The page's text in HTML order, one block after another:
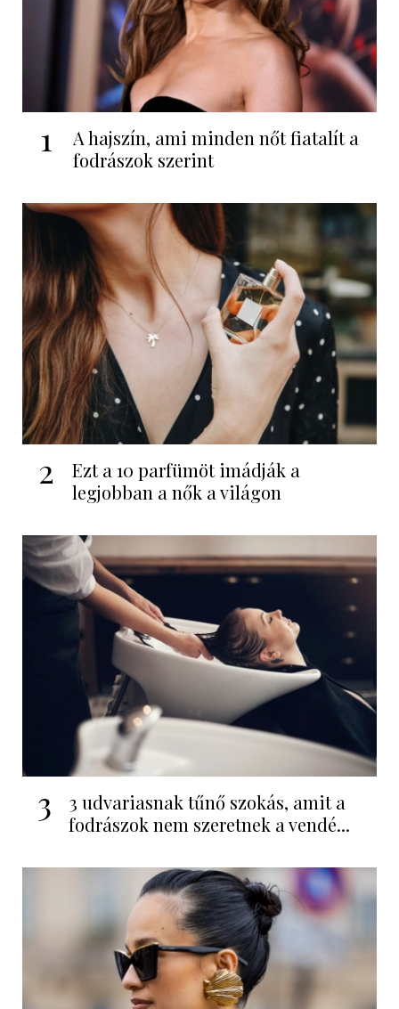
1
A hajszín, ami minden nőt fiatalít a
fodrászok szerint
2
Ezt a 10 parfümöt imádják a
legjobban a nők a világon
3
3 udvariasnak tűnő szokás, amit a
fodrászok nem szeretnek a vendé...